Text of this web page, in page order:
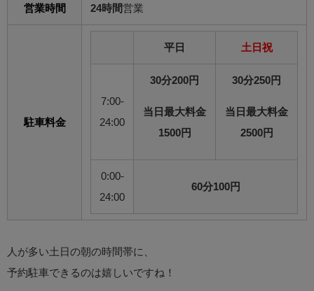
営業時間 24時間営業
駐車料金
平日 土日祝
7:00-
24:00
30分200円
当日最大料金
1500円
30分250円
当日最大料金
2500円
0:00-
24:00
60分100円
人が多い土日の朝の時間帯に、
予約駐車できるのは嬉しいですね！